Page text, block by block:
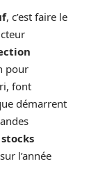
, c’est faire le
pour
font
démarrent
stocks
l’année